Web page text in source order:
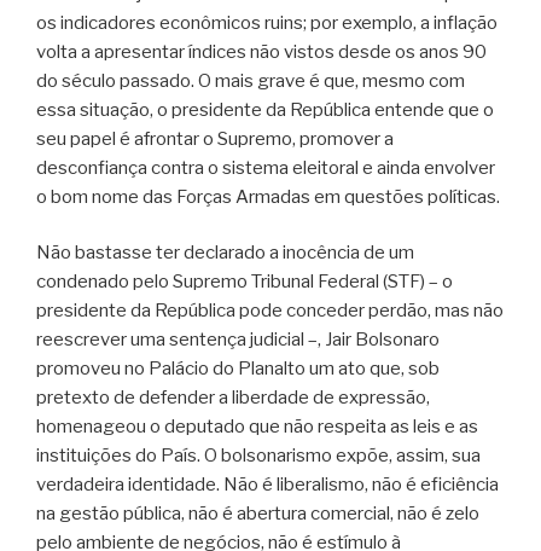
os indicadores econômicos ruins; por exemplo, a inflação
volta a apresentar índices não vistos desde os anos 90
do século passado. O mais grave é que, mesmo com
essa situação, o presidente da República entende que o
seu papel é afrontar o Supremo, promover a
desconfiança contra o sistema eleitoral e ainda envolver
o bom nome das Forças Armadas em questões políticas.
Não bastasse ter declarado a inocência de um
condenado pelo Supremo Tribunal Federal (STF) – o
presidente da República pode conceder perdão, mas não
reescrever uma sentença judicial –, Jair Bolsonaro
promoveu no Palácio do Planalto um ato que, sob
pretexto de defender a liberdade de expressão,
homenageou o deputado que não respeita as leis e as
instituições do País. O bolsonarismo expõe, assim, sua
verdadeira identidade. Não é liberalismo, não é eficiência
na gestão pública, não é abertura comercial, não é zelo
pelo ambiente de negócios, não é estímulo à